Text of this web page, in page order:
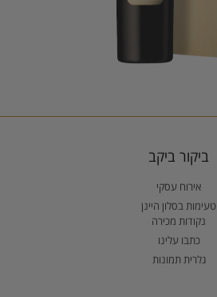
ביקור ביקב
אירוח עסקי
טעימות בסלון היינן
נקודות מכירה
כתבו עלינו
גלרית תמונות